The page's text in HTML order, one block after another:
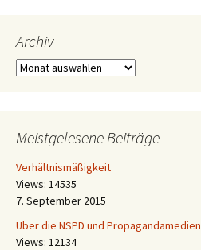
Archiv
Archiv
Meistgelesene Beiträge
Verhältnismäßigkeit
Views: 14535
7. September 2015
Über die NSPD und Propagandamedien
Views: 12134